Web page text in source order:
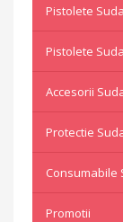
Pistolete
Pistolete
Accesorii
Protectie
Consumabile
Promotii